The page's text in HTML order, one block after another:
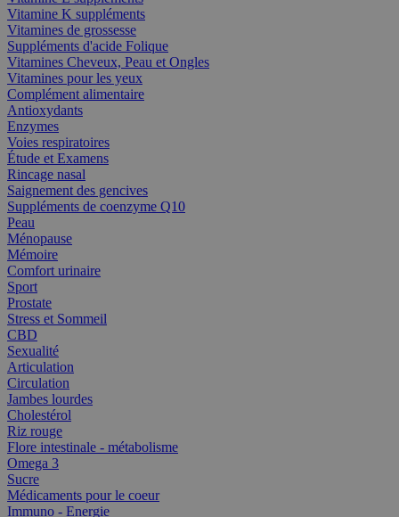
Vitamine K suppléments
Vitamines de grossesse
Suppléments d'acide Folique
Vitamines Cheveux, Peau et Ongles
Vitamines pour les yeux
Complément alimentaire
Antioxydants
Enzymes
Voies respiratoires
Étude et Examens
Rincage nasal
Saignement des gencives
Suppléments de coenzyme Q10
Peau
Ménopause
Mémoire
Comfort urinaire
Sport
Prostate
Stress et Sommeil
CBD
Sexualité
Articulation
Circulation
Jambes lourdes
Cholestérol
Riz rouge
Flore intestinale - métabolisme
Omega 3
Sucre
Médicaments pour le coeur
Immuno - Energie